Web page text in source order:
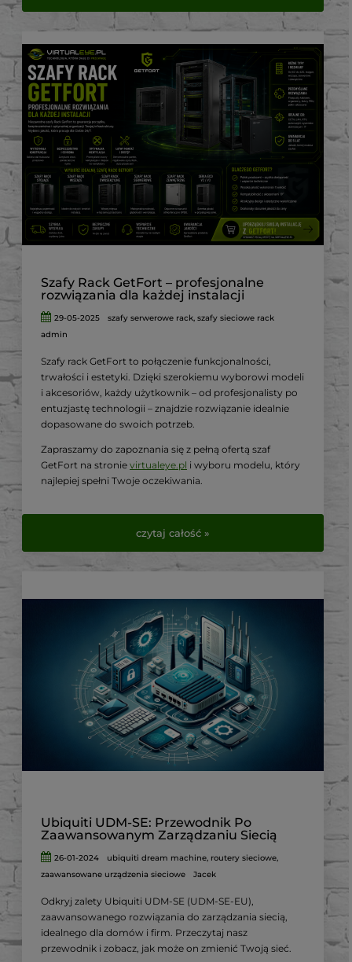
Szafy Rack GetFort – profesjonalne
rozwiązania dla każdej instalacji
29-05-2025 szafy serwerowe rack,szafy sieciowe rack
admin
Szafy rack GetFort to połączenie funkcjonalności,
trwałości i estetyki. Dzięki szerokiemu wyborowi modeli
i akcesoriów, każdy użytkownik – od profesjonalisty po
entuzjastę technologii – znajdzie rozwiązanie idealnie
dopasowane do swoich potrzeb.
Zapraszamy do zapoznania się z pełną ofertą szaf
GetFort na stronie virtualeye.pl i wyboru modelu, który
najlepiej spełni Twoje oczekiwania.
czytaj całość »
Ubiquiti UDM-SE: Przewodnik Po
Zaawansowanym Zarządzaniu Siecią
26-01-2024 ubiquiti dream machine, routery sieciowe,
zaawansowane urządzenia sieciowe
Jacek
Odkryj zalety Ubiquiti UDM-SE (UDM-SE-EU),
zaawansowanego rozwiązania do zarządzania siecią,
idealnego dla domów i firm. Przeczytaj nasz
przewodnik i zobacz, jak może on zmienić Twoją sieć.